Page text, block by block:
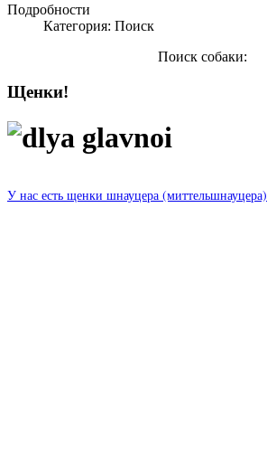
Подробности
Категория: Поиск
Поиск собаки:
Щенки!
У нас есть щенки шнауцера (миттельшнауцера)